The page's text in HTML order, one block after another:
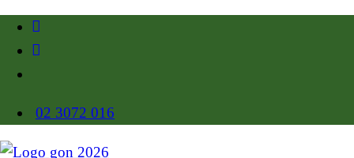
02 3072 016